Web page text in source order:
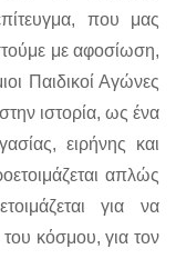
που μας
με αφοσίωση,
Παιδικοί Αγώνες
ιστορία, ως ένα
ειρήνης και
απλώς
για να
του κόσμου, για τον